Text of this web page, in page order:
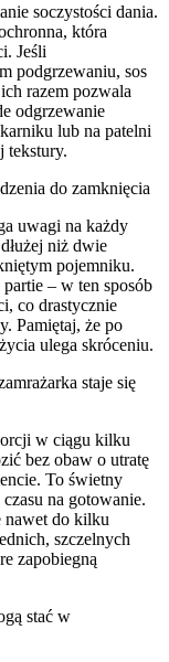
soczystości dania.
która
Jeśli
podgrzewaniu, sos
razem pozwala
odgrzewanie
lub na patelni
tekstury.
do zamknięcia
uwagi na każdy
niż dwie
pojemniku.
– w ten sposób
co drastycznie
Pamiętaj, że po
ulega skróceniu.
staje się
w ciągu kilku
bez obaw o utratę
To świetny
na gotowanie.
nawet do kilku
szczelnych
zapobiegną
stać w